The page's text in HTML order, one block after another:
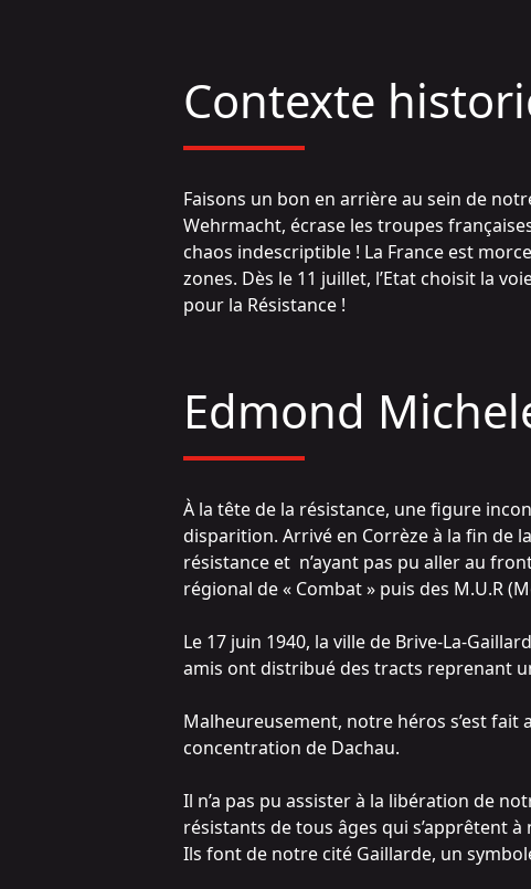
Contexte
Faisons un bon en arrière au sein de
Wehrmacht, écrase les troupes
chaos indescriptible ! La France est
zones. Dès le 11 juillet, l’Etat choisit la
pour la Résistance !
Edmond
À la tête de la résistance, une figure
disparition. Arrivé en Corrèze à la fin de
résistance et n’ayant pas pu aller au
régional de « Combat » puis des M.U.R
Le 17 juin 1940, la ville de Brive-La-
amis ont distribué des tracts reprenant
Malheureusement, notre héros s’est fait
concentration de Dachau.
Il n’a pas pu assister à la libération de
résistants de tous âges qui s’apprêtent
Ils font de notre cité Gaillarde, un